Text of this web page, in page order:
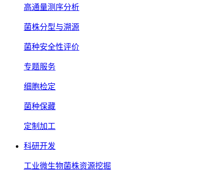
高通量测序分析
菌株分型与溯源
菌种安全性评价
专题服务
细胞检定
菌种保藏
定制加工
科研开发
工业微生物菌株资源挖掘